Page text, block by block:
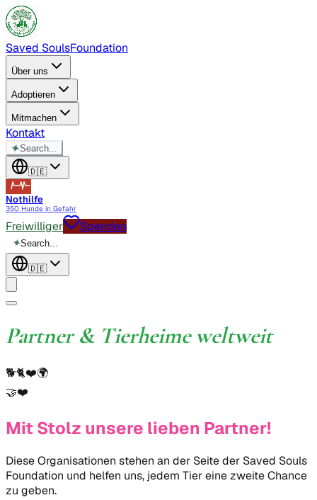
Saved SoulsFoundation
Über uns
Adoptieren
Mitmachen
Kontakt
✦Search...
🇩🇪
Nothilfe
350 Hunde in Gefahr
Freiwilliger Spenden
✦Search...
🇩🇪
Partner & Tierheime weltweit
🐕🐈❤️🌍
🤝❤️
Mit Stolz unsere lieben Partner!
Diese Organisationen stehen an der Seite der Saved Souls
Foundation und helfen uns, jedem Tier eine zweite Chance
zu geben.